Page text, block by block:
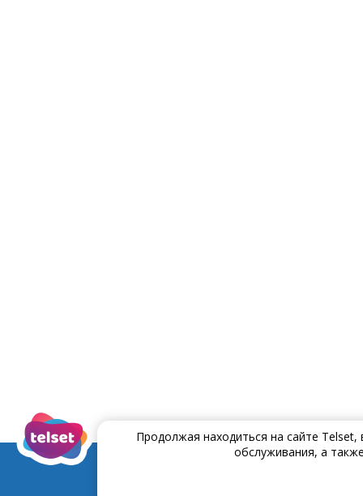
Продолжая находиться на сайте
обслуживания, а